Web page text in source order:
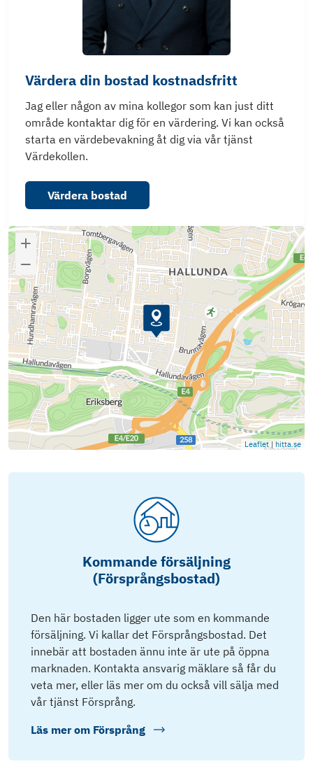
Värdera din bostad kostnadsfritt
Jag eller någon av mina kollegor som kan just ditt
område kontaktar dig för en värdering. Vi kan också
starta en värdebevakning åt dig via vår tjänst
Värdekollen.
Värdera bostad
Leaflet | hitta.se
Kommande försäljning
(Försprångsbostad)
Den här bostaden ligger ute som en kommande
försäljning. Vi kallar det Försprångsbostad. Det
innebär att bostaden ännu inte är ute på öppna
marknaden. Kontakta ansvarig mäklare så får du
veta mer, eller läs mer om du också vill sälja med
vår tjänst Försprång.
Läs mer om Försprång